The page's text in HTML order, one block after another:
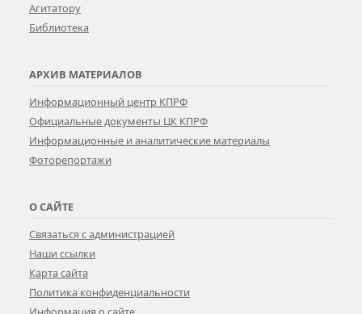
Агитатору
Библиотека
АРХИВ МАТЕРИАЛОВ
Информационный центр КПРФ
Официальные документы ЦК КПРФ
Информационные и аналитические материалы
Фоторепортажи
О САЙТЕ
Связаться с администрацией
Наши ссылки
Карта сайта
Политика конфиденциальности